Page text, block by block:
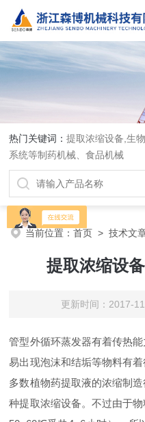
热门关键词：提取浓缩设备,生
系统等制药机械、食品机械
当前位置：首页 >技术文
提取浓缩设
更新时间：2017-
管型外循环蒸发器有着传热
易出现泡沫和结垢等物料有
多数植物药提取液的浓缩制
种提取浓缩设备。不过由于